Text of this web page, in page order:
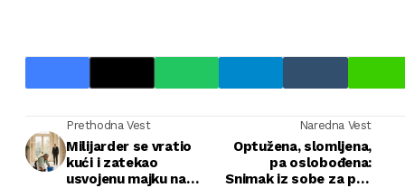
Prethodna Vest
Milijarder se vratio
kući i zatekao
usvojenu majku na
Naredna Vest
Optužena, slomljena,
pa oslobođena:
Snimak iz sobe za psa